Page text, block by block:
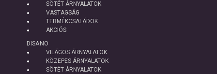
SÖTÉT ÁRNYALATOK
VASTAGSÁG
TERMÉKCSALÁDOK
AKCIÓS
DISANO
VILÁGOS ÁRNYALATOK
KÖZEPES ÁRNYALATOK
SÖTÉT ÁRNYALATOK